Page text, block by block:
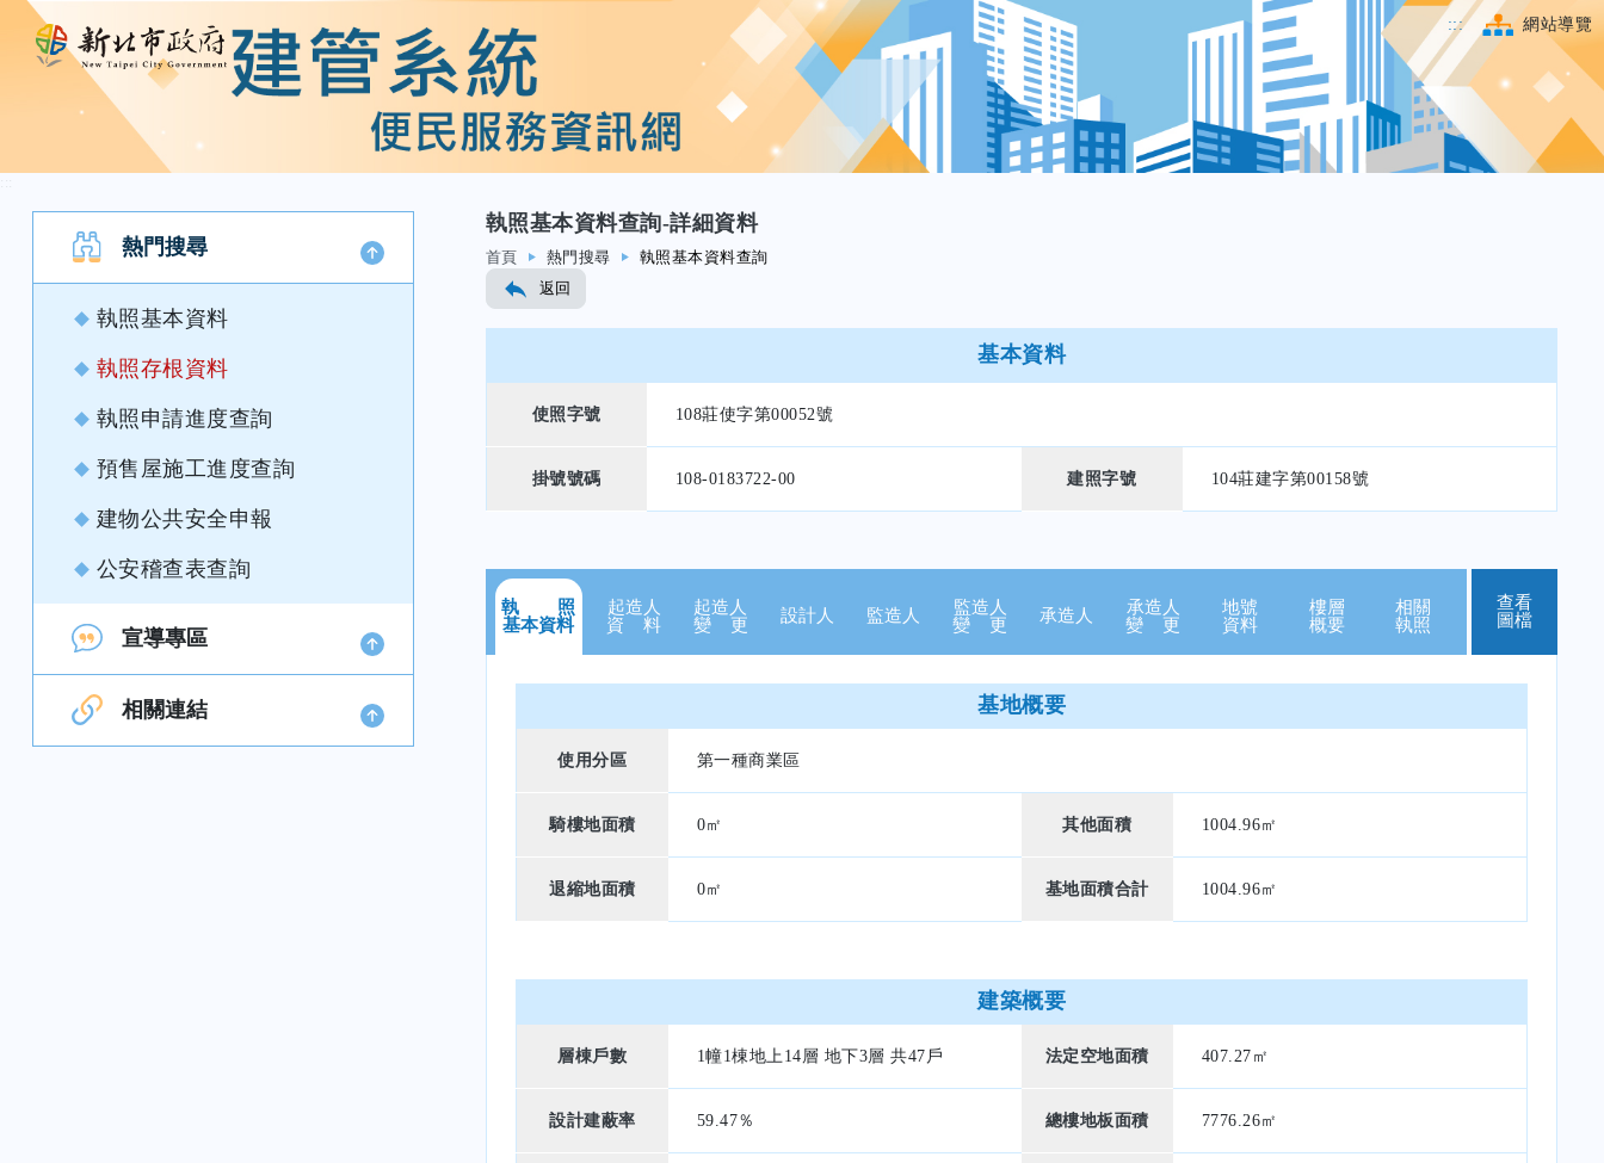
::: 網站導覽
熱門搜尋
執照基本資料
執照存根資料
執照申請進度查詢
預售屋施工進度查詢
建物公共安全申報
公安稽查表查詢
宣導專區
相關連結
執照基本資料查詢-詳細資料
首頁 熱門搜尋
執照基本資料查詢
返回
基本資料
使照字號 108莊使字第00052號
掛號號碼 108-0183722-00 建照字號 104莊建字第00158號
執 照
基本資料
起造人
資 料
起造人
變 更
設計人 監造人
監造人
變 更
承造人
承造人
變 更
地號
資料
樓層
概要
相關
執照
查看
圖檔
基地概要
使用分區 第一種商業區
騎樓地面積 0㎡ 其他面積 1004.96㎡
退縮地面積 0㎡ 基地面積合計 1004.96㎡
建築概要
層棟戶數 1幢1棟地上14層 地下3層 共47戶 法定空地面積 407.27㎡
設計建蔽率 59.47％ 總樓地板面積 7776.26㎡